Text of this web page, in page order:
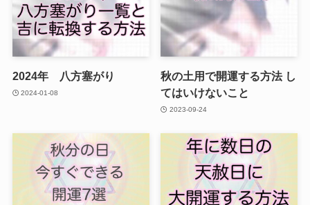
2024年 八方塞がり
2024-01-08
秋の土用で開運する方法 し
てはいけないこと
2023-09-24